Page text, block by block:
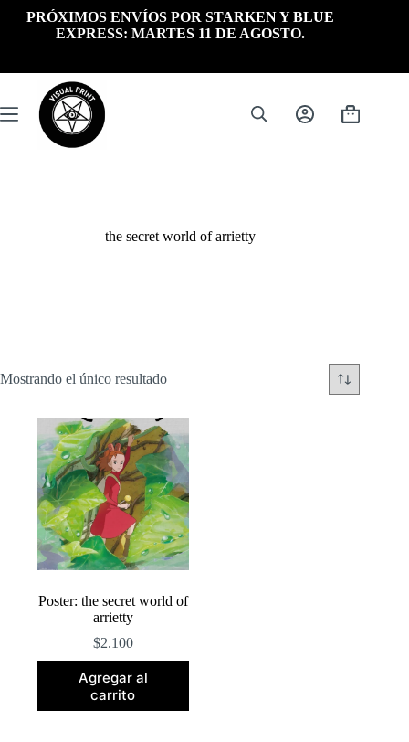
PRÓXIMOS ENVÍOS POR STARKEN Y BLUE
EXPRESS: MARTES 11 DE AGOSTO.
Carrito
the secret world of arrietty
Mostrando el único resultado
Poster: the secret world of
arrietty
$2.100
Agregar al
carrito